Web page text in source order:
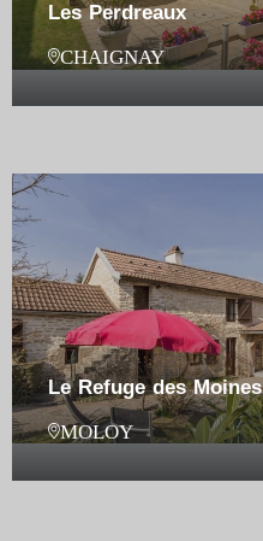
Les Perdreaux
CHAIGNAY
Le Refuge des Moines
MOLOY